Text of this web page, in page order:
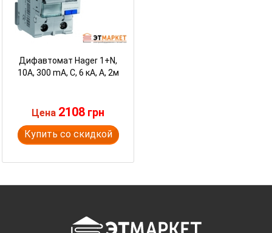
Дифавтомат Hager 1+N,
10A, 300 mA, С, 6 кА, A, 2м
Цена 2108 грн
Купить со скидкой